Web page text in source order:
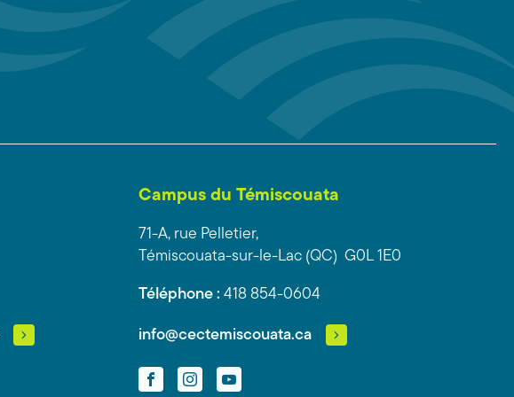
Campus du Témiscouata
71-A, rue Pelletier,
Témiscouata-sur-le-Lac (QC) G0L 1E0
Téléphone : 418 854-0604
info@cectemiscouata.ca
FacebookInstagramYouTube